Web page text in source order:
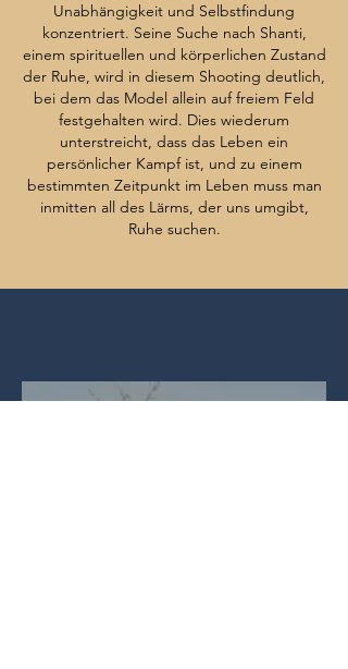
Unabhängigkeit und Selbstfindung
konzentriert. Seine Suche nach Shanti,
einem spirituellen und körperlichen Zustand
der Ruhe, wird in diesem Shooting deutlich,
bei dem das Model allein auf freiem Feld
festgehalten wird. Dies wiederum
unterstreicht, dass das Leben ein
persönlicher Kampf ist, und zu einem
bestimmten Zeitpunkt im Leben muss man
inmitten all des Lärms, der uns umgibt,
Ruhe suchen.